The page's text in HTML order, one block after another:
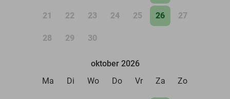
21 22 23 24 25 26 27
28 29 30
oktober 2026
Ma
Di Wo Do Vr Za Zo